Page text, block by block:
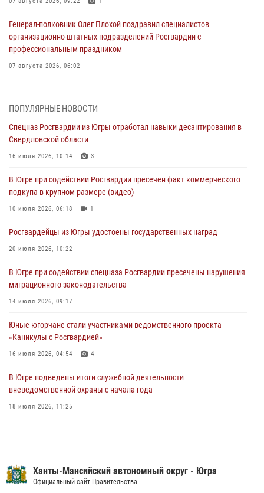
Генерал-полковник Олег Плохой поздравил специалистов
организационно-штатных подразделений Росгвардии с
профессиональным праздником
07 августа 2026, 06:02
Военнослужащие Росгвардии сбили дрон-разведчик ВСУ на южном
направлении
Офицеры Росгвардии и ветераны войск правопорядка почтили
память генерала армии Ивана Кирилловича Яковлева
В Югре при силовой поддержке ОМОН Росгвардии задержаны
06 августа 2026, 09:07 2 1
Урайский отдел вневедомственной охраны Росгвардии отмечает
05 августа 2026, 12:01 3
ПОПУЛЯРНЫЕ НОВОСТИ
Спецназ Росгвардии из Югры отработал навыки десантирования в
Свердловской области
16 июля 2026, 10:14 3
В Югре при содействии Росгвардии пресечен факт коммерческого
подкупа в крупном размере (видео)
10 июля 2026, 06:18 1
Росгвардейцы из Югры удостоены государственных наград
20 июля 2026, 10:22
В Югре при содействии спецназа Росгвардии пресечены нарушения
миграционного законодательства
14 июля 2026, 09:17
Юные югорчане стали участниками ведомственного проекта
«Каникулы с Росгвардией»
16 июля 2026, 04:54 4
В Югре подведены итоги служебной деятельности
вневедомственной охраны с начала года
18 июля 2026, 11:25
На Урале Росгвардия провела дни открытых дверей и
Ханты-Мансийский автономный округ - Югра
Официальный сайт Правительства